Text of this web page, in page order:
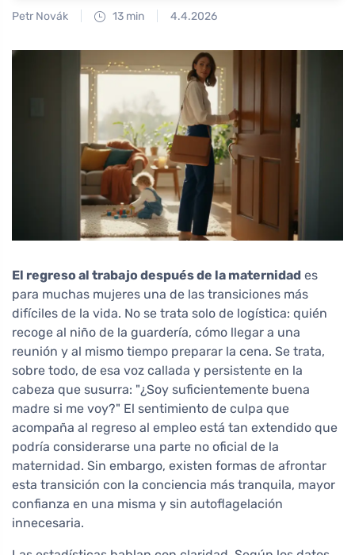
Petr Novák 13 min 4.4.2026
El regreso al trabajo después de la maternidad es
para muchas mujeres una de las transiciones más
difíciles de la vida. No se trata solo de logística: quién
recoge al niño de la guardería, cómo llegar a una
reunión y al mismo tiempo preparar la cena. Se trata,
sobre todo, de esa voz callada y persistente en la
cabeza que susurra: "¿Soy suficientemente buena
madre si me voy?" El sentimiento de culpa que
acompaña al regreso al empleo está tan extendido que
podría considerarse una parte no oficial de la
maternidad. Sin embargo, existen formas de afrontar
esta transición con la conciencia más tranquila, mayor
confianza en una misma y sin autoflagelación
innecesaria.